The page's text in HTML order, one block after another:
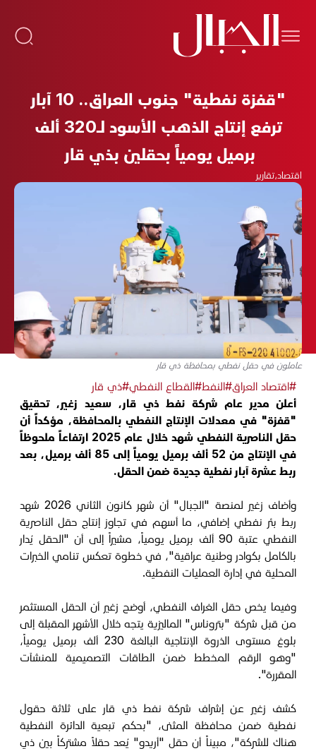
"قفزة نفطية" جنوب العراق.. 10 آبار
ترفع إنتاج الذهب الأسود لـ320 ألف
برميل يومياً بحقلين بذي قار
اقتصاد،تقارير
عاملون في حقل نفطي بمحافظة ذي قار
#اقتصاد العراق#النفط#القطاع النفطي#ذي قار
أعلن مدير عام شركة نفط ذي قار، سعيد زغير، تحقيق
"قفزة" في معدلات الإنتاج النفطي بالمحافظة، مؤكداً أن
حقل الناصرية النفطي شهد خلال عام 2025 ارتفاعاً ملحوظاً
في الإنتاج من 52 ألف برميل يومياً إلى 85 ألف برميل، بعد
ربط عشرة آبار نفطية جديدة ضمن الحقل.
وأضاف زغير لمنصة "الجبال" أن شهر كانون الثاني 2026 شهد
ربط بئر نفطي إضافي، ما أسهم في تجاوز إنتاج حقل الناصرية
النفطي عتبة 90 ألف برميل يومياً، مشيراً إلى أن "الحقل يُدار
بالكامل بكوادر وطنية عراقية"، في خطوة تعكس تنامي الخبرات
المحلية في إدارة العمليات النفطية.
وفيما يخص حقل الغراف النفطي، أوضح زغير أن الحقل المستثمر
من قبل شركة "بتروناس" الماليزية يتجه خلال الأشهر المقبلة إلى
بلوغ مستوى الذروة الإنتاجية البالغة 230 ألف برميل يومياً،
"وهو الرقم المخطط ضمن الطاقات التصميمية للمنشآت
المقررة".
كشف زغير عن إشراف شركة نفط ذي قار على ثلاثة حقول
نفطية ضمن محافظة المثنى، "بحكم تبعية الدائرة النفطية
هناك للشركة"، مبيناً أن حقل "أريدو" يُعد حقلاً مشتركاً بين ذي